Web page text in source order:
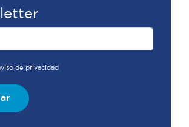
de privacidad